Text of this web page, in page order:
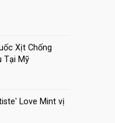
₫.
₫.
Xịt Chống
Tại Mỹ
Love Mint vị